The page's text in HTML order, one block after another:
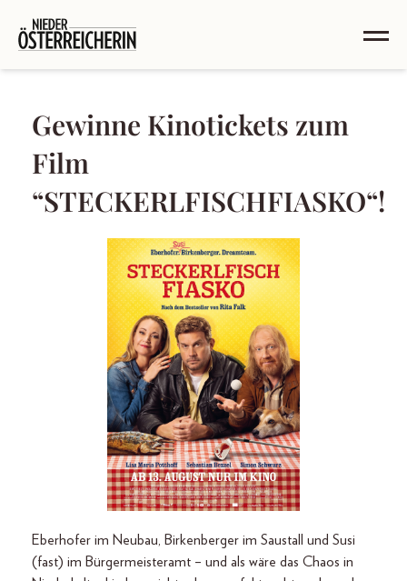
Gewinne Kinotickets zum
Film
“STECKERLFISCHFIASKO“!
Eberhofer im Neubau, Birkenberger im Saustall und Susi
(fast) im Bürgermeisteramt – und als wäre das Chaos in